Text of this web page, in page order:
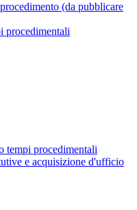
(da pubblicare
procedimentali
tempi procedimentali
e acquisizione d'ufficio